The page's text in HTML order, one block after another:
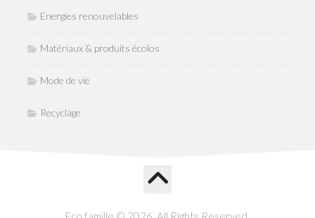
Energies renouvelables
Matériaux & produits écolos
Mode de vie
Recyclage